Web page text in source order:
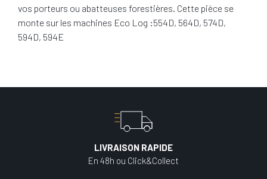
vos porteurs ou abatteuses forestières. Cette pièce se
monte sur les machines Eco Log :554D, 564D, 574D,
594D, 594E
LIVRAISON RAPIDE
En 48h ou Click&Collect